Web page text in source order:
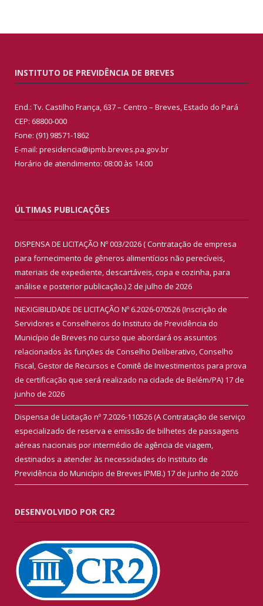
INSTITUTO DE PREVIDÊNCIA DE BREVES
End.: Tv. Castilho França, 637 – Centro – Breves, Estado do Pará
CEP: 68800-000
Fone: (91) 98571-1862
E-mail: presidencia@ipmb.breves.pa.gov.br
Horário de atendimento: 08:00 às 14:00
ÚLTIMAS PUBLICAÇÕES
DISPENSA DE LICITAÇÃO Nº 003/2026 ( Contratação de empresa
para fornecimento de gêneros alimentícios não perecíveis,
materiais de expediente, descartáveis, copa e cozinha, para
análise e posterior publicação.)2 de julho de 2026
INEXIGIBILIDADE DE LICITAÇÃO Nº 6.2026-070526 (Inscrição de
Servidores e Conselheiros do Instituto de Previdência do
Município de Breves no curso que abordará os assuntos
relacionados às funções de Conselho Deliberativo, Conselho
Fiscal, Gestor de Recursos e Comitê de Investimentos para prova
de certificação que será realizado na cidade de Belém/PA) 17 de
junho de 2026
Dispensa de Licitação nº 7.2026-110526 (A Contratação de serviço
especializado de reserva e emissão de bilhetes de passagens
aéreas nacionais por intermédio de agência de viagem,
destinados a atender às necessidades do Instituto de
Previdência do Município de Breves IPMB.) 17 de junho de 2026
DESENVOLVIDO POR CR2